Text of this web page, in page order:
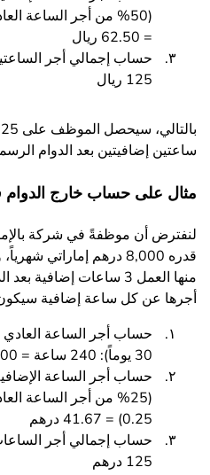
= 62.50 ريال
125 ريال
ساعتين إضافيتين بعد الدوام
مثال على حساب خارج الدوام
لنفترض أن موظفةً في شركة
منها العمل 3 ساعات
أجرها عن كل ساعة إضافية سيكون
30 يوماً): 240 ساعة = 8,000 ÷ 240 = 33.33 درهم
حساب أجر الساعة
0.25) = 41.67 درهم
125 درهم